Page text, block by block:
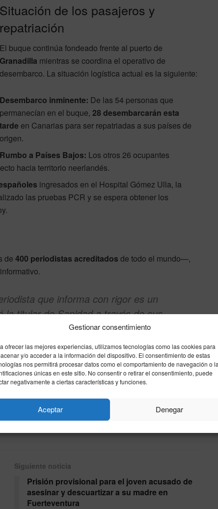
Gestionar consentimiento
ofrecer las mejores experiencias, utilizamos tecnologías como las cookies para
y/o acceder a la información del dispositivo. El consentimiento de estas
nos permitirá procesar datos como el comportamiento de navegación o
únicas en este sitio. No consentir o retirar el consentimiento, puede
negativamente a ciertas características y funciones.
Aceptar Denegar
Situación de los pasajeros y
repatriación
El buque continúa fondeado frente al puerto de
Granadilla mientras se coordina el operativo de
desembarco. La situación logística actual es la siguiente:
Desembarco inminente: De las 54 personas que
permanecían en el buque, 28 desembarcarán esta
tarde en Canarias para ser repatriadas a sus países de
origen.
Rumbo a Países Bajos: Los otros 26 ocupantes
hacia territorio neerlandés.
ingresados en el Hospital Gómez Ulla, la
las pruebas PCR y se espera obtener los
de 400 periodistas acreditados de todo el mundo—,
que informa con rigor es un
la titular de Sanidad a través de sus
exactitud cómo se originó la transmisión inicial y
internacionales.
Enviar Compartir
Siguiente noticia
Prisión provisional para el joven acusado de
asesinar y descuartizar a su madre en
Fuerteventura